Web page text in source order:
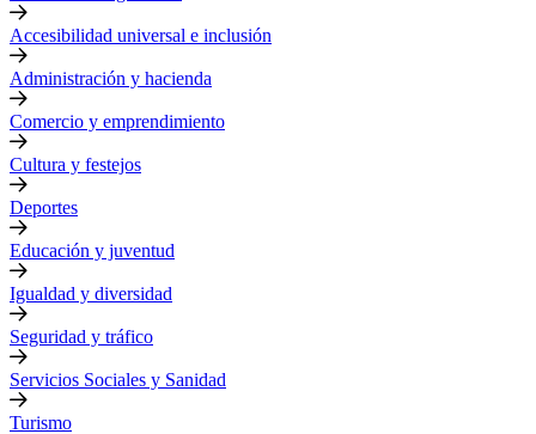
Accesibilidad universal e inclusión
Administración y hacienda
Comercio y emprendimiento
Cultura y festejos
Deportes
Educación y juventud
Igualdad y diversidad
Seguridad y tráfico
Servicios Sociales y Sanidad
Turismo